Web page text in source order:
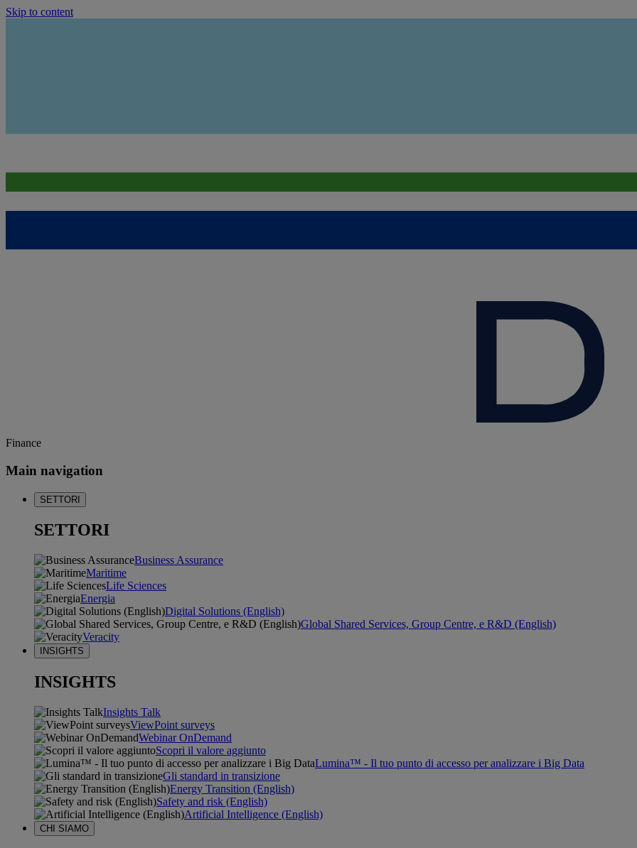
Skip to content
Finance
Main navigation
SETTORI
SETTORI
Business Assurance
Maritime
Life Sciences
Energia
Digital Solutions (English)
Global Shared Services, Group Centre, e R&D (English)
Veracity
INSIGHTS
INSIGHTS
Insights Talk
ViewPoint surveys
Webinar OnDemand
Scopri il valore aggiunto
Lumina™ - Il tuo punto di accesso per analizzare i Big Data
Gli standard in transizione
Energy Transition (English)
Safety and risk (English)
Artificial Intelligence (English)
CHI SIAMO